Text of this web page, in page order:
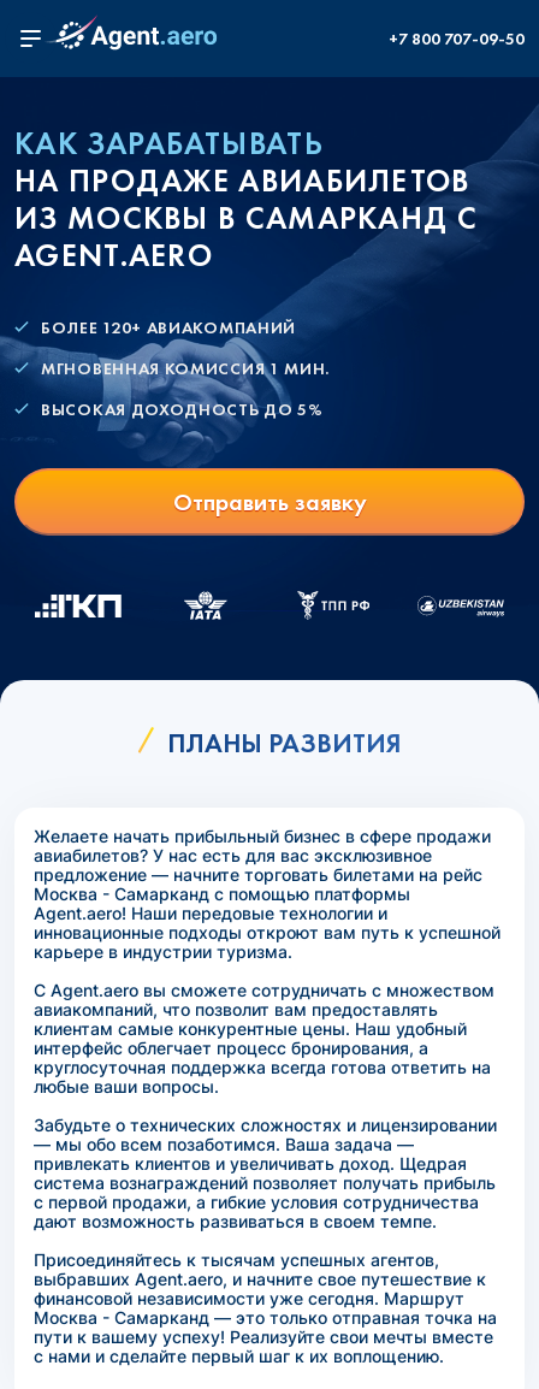
+7 800 707-09-50
КАК ЗАРАБАТЫВАТЬ
НА ПРОДАЖЕ АВИАБИЛЕТОВ
ИЗ МОСКВЫ В САМАРКАНД С
AGENT.AERO
БОЛЕЕ 120+ АВИАКОМПАНИЙ
МГНОВЕННАЯ КОМИССИЯ 1 МИН.
ВЫСОКАЯ ДОХОДНОСТЬ ДО 5%
Отправить заявку
ПЛАНЫ РАЗВИТИЯ
Желаете начать прибыльный бизнес в сфере продажи
авиабилетов? У нас есть для вас эксклюзивное
предложение — начните торговать билетами на рейс
Москва - Самарканд с помощью платформы
Agent.aero! Наши передовые технологии и
инновационные подходы откроют вам путь к успешной
карьере в индустрии туризма.
С Agent.aero вы сможете сотрудничать с множеством
авиакомпаний, что позволит вам предоставлять
клиентам самые конкурентные цены. Наш удобный
интерфейс облегчает процесс бронирования, а
круглосуточная поддержка всегда готова ответить на
любые ваши вопросы.
Забудьте о технических сложностях и лицензировании
— мы обо всем позаботимся. Ваша задача —
привлекать клиентов и увеличивать доход. Щедрая
система вознаграждений позволяет получать прибыль
с первой продажи, а гибкие условия сотрудничества
дают возможность развиваться в своем темпе.
Присоединяйтесь к тысячам успешных агентов,
выбравших Agent.aero, и начните свое путешествие к
финансовой независимости уже сегодня. Маршрут
Москва - Самарканд — это только отправная точка на
пути к вашему успеху! Реализуйте свои мечты вместе
с нами и сделайте первый шаг к их воплощению.